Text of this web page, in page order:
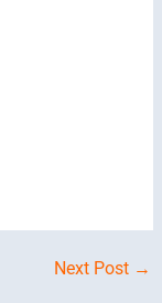
Next Post →